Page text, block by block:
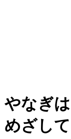
やなぎ
めざして